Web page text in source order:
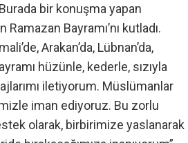
bir konuşma yapan
Bayramı’nı kutladı.
Arakan’da, Lübnan’da,
hüzünle, kederle, sızıyla
iletiyorum. Müslümanlar
iman ediyoruz. Bu zorlu
olarak, birbirimize yaslanarak